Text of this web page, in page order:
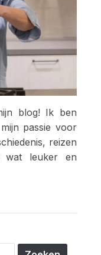
blog! Ik ben
passie voor
reizen
leuker en